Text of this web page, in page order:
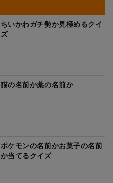
ちいかわガチ勢か見極めるクイ
ズ
猫の名前か薬の名前か
ポケモンの名前かお菓子の名前
か当てるクイズ